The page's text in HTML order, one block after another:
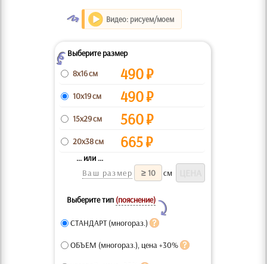
O Видео: рисуем/моем
ZВыберите размер
8x16 см
490₽
10x19 см 490₽
15x29 см 560₽
20x38 см 665₽
... или ...
Ваш размер
см
Выберите тип (пояснение)
Y
СТАНДАРТ (многораз.)
ОБЪЕМ (многораз.), цена +30%